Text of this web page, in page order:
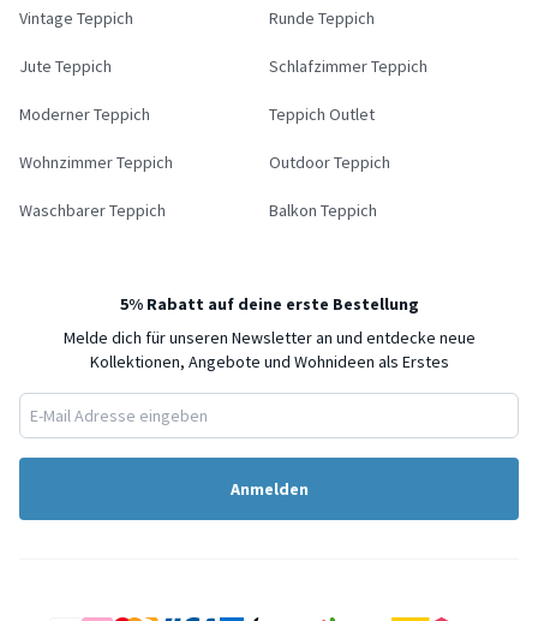
Vintage Teppich Runde Teppich
Jute Teppich Schlafzimmer Teppich
Moderner Teppich Teppich Outlet
Wohnzimmer Teppich Outdoor Teppich
Waschbarer Teppich Balkon Teppich
5% Rabatt auf deine erste Bestellung
Melde dich für unseren Newsletter an und entdecke neue
Kollektionen, Angebote und Wohnideen als Erstes
Anmelden